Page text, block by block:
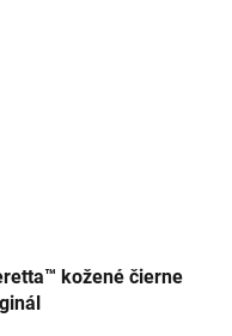
kožené čierne